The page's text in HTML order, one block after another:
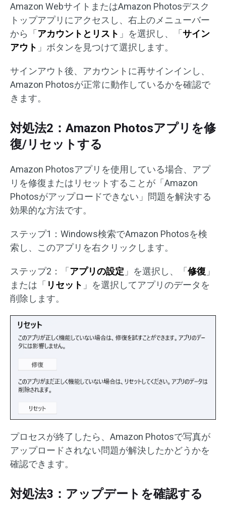
Amazon WebサイトまたはAmazon Photosデスク
トップアプリにアクセスし、右上のメニューバー
から「 アカウントとリスト 」を選択し、「 サイン
アウト 」ボタンを見つけて選択します。
サインアウト後、アカウントに再サインインし、
Amazon Photosが正常に動作しているかを確認で
きます。
対処法2：Amazon Photosアプリを修
復/リセットする
Amazon Photosアプリを使用している場合、アプ
リを修復またはリセットすることが「Amazon
Photosがアップロードできない」問題を解決する
効果的な方法です。
ステップ1：Windows検索でAmazon Photosを検
索し、このアプリを右クリックします。
ステップ2：「 アプリの設定 」を選択し、「 修復 」
または「 リセット 」を選択してアプリのデータを
削除します。
プロセスが終了したら、Amazon Photosで写真が
アップロードされない問題が解決したかどうかを
確認できます。
対処法3：アップデートを確認する